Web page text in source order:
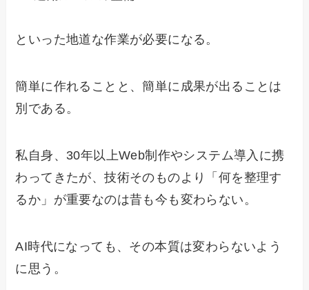
といった地道な作業が必要になる。
簡単に作れることと、簡単に成果が出ることは
別である。
私自身、30年以上Web制作やシステム導入に携
わってきたが、技術そのものより「何を整理す
るか」が重要なのは昔も今も変わらない。
AI時代になっても、その本質は変わらないよう
に思う。